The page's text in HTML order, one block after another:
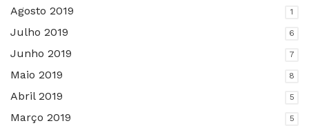
Agosto 2019 1
Julho 2019 6
Junho 2019 7
Maio 2019 8
Abril 2019 5
Março 2019 5